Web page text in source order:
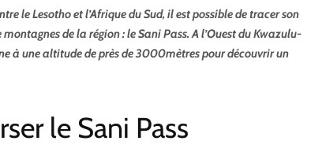
le Lesotho et l’Afrique du Sud, il est possible de tracer son
de la région : le Sani Pass. A l’Ouest du Kwazulu-
à une altitude de près de 3000mètres pour découvrir un
le Sani Pass